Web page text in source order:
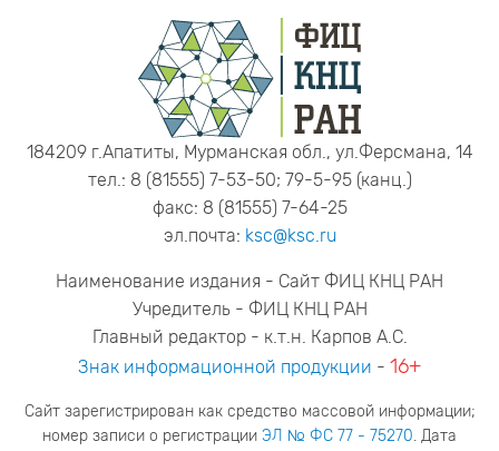
184209 г.Апатиты, Мурманская обл., ул.Ферсмана, 14
тел.: 8 (81555) 7-53-50; 79-5-95 (канц.)
факс: 8 (81555) 7-64-25
эл.почта: ksc@ksc.ru
Наименование издания - Сайт ФИЦ КНЦ РАН
Учредитель - ФИЦ КНЦ РАН
Главный редактор - к.т.н. Карпов А.С.
Знак информационной продукции - 16+
Сайт зарегистрирован как средство массовой информации;
номер записи о регистрации ЭЛ № ФС 77 - 75270. Дата